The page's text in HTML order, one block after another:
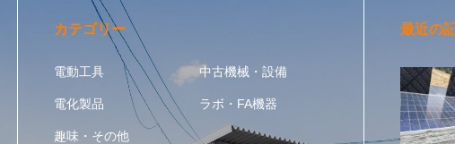
カテゴリー
電動工具 中古機械・設備
電化製品 ラボ・FA機器
趣味・その他
最近の